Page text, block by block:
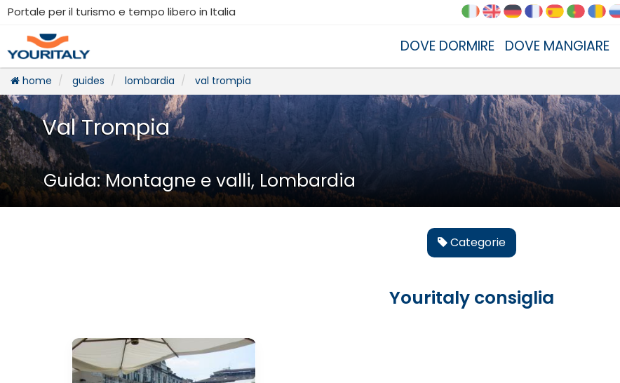
Portale per il turismo e tempo libero in Italia
DOVE DORMIRE DOVE MANGIARE
home guides lombardia val trompia
Val Trompia
Guida: Montagne e valli, Lombardia
Categorie
Youritaly consiglia